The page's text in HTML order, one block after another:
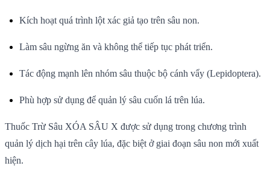
Kích hoạt quá trình lột xác giả tạo trên sâu non.
Làm sâu ngừng ăn và không thể tiếp tục phát triển.
Tác động mạnh lên nhóm sâu thuộc bộ cánh vẩy (Lepidoptera).
Phù hợp sử dụng để quản lý sâu cuốn lá trên lúa.
Thuốc Trừ Sâu XÓA SÂU X được sử dụng trong chương trình
quản lý dịch hại trên cây lúa, đặc biệt ở giai đoạn sâu non mới xuất
hiện.